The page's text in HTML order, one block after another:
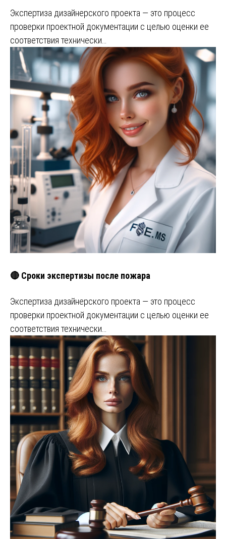
Экспертиза дизайнерского проекта — это процесс
проверки проектной документации с целью оценки ее
соответствия технически…
🔴 Сроки экспертизы после пожара
Экспертиза дизайнерского проекта — это процесс
проверки проектной документации с целью оценки ее
соответствия технически…